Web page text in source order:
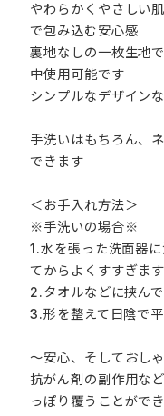
やわらかくやさしい
で包み込む安心感
裏地なしの一枚生地
中使用可能です
シンプルなデザイン
手洗いはもちろん、
できます
＜お手入れ方法＞
※手洗いの場合※
1.水を張った洗面器
てからよくすすぎます
2.タオルなどに挟ん
3.形を整えて日陰で
～安心、そしておし
抗がん剤の副作用な
っぽり覆うことがで